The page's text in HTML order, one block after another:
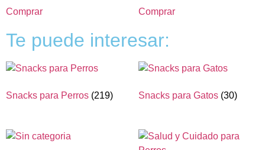
Comprar Comprar
Te puede interesar:
Snacks para Perros (219) Snacks para Gatos (30)